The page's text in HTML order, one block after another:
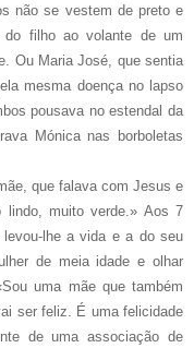
não se vestem de preto e
do filho ao volante de um
Ou Maria José, que sentia
mesma doença no lapso
pousava no estendal da
Mónica nas borboletas
que falava com Jesus e
muito verde.» Aos 7
lhe a vida e a do seu
de meia idade e olhar
uma mãe que também
ser feliz. É uma felicidade
de uma associação de